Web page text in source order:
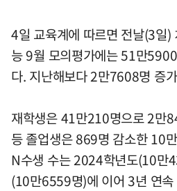
4일 교육계에 따르면 전날(3일
능 9월 모의평가에는 51만
다. 지난해보다 2만7608명 증
재학생은 41만210명으로 2만
등 졸업생은 869명 감소한 10
N수생 수는 2024학년도(10만
(10만6559명)에 이어 3년 연